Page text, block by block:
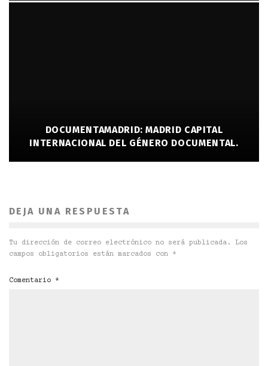
DOCUMENTAMADRID: MADRID CAPITAL
INTERNACIONAL DEL GÉNERO DOCUMENTAL.
DEJA UNA RESPUESTA
Tu dirección de correo electrónico no será publicada.
Los
campos obligatorios están marcados con *
Comentario *